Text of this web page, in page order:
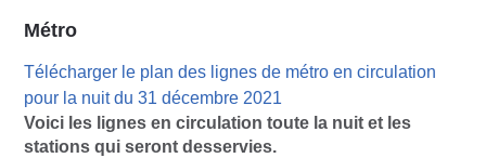
Métro
Télécharger le plan des lignes de métro en circulation
pour la nuit du 31 décembre 2021
Voici les lignes en circulation toute la nuit et les
stations qui seront desservies.